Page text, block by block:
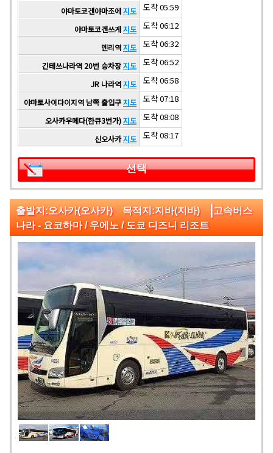
야마토코겐야마조에지도 도착 05:59
야마토코겐쓰게지도 도착 06:12
덴리역지도 도착 06:32
긴테쓰나라역 20번 승차장지도 도착 06:52
JR 나라역지도 도착 06:58
야마토사이다이지역 남쪽 출입구지도 도착 07:18
오사카우메다(한큐3번가)지도 도착 08:08
신오사카지도 도착 08:17
선택
출발지:오사카(오사카) 목적지:지바(지바) |고속버스
나라 - 요코하마 / 우에노 / 도쿄 디즈니 리조트